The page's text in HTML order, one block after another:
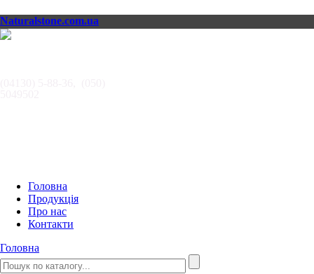
Naturalstone.com.ua
Головна
Продукція
Про нас
Контакти
Головна